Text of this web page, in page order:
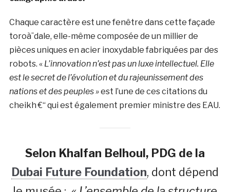
Chaque caractère est une fenêtre dans cette façade
toroà¯dale, elle-même composée de un millier de
pièces uniques en acier inoxydable fabriquées par des
robots. « L’innovation n’est pas un luxe intellectuel. Elle
est le secret de l’évolution et du rajeunissement des
nations et des peuples »est l’une de ces citations du
cheikh €“ qui est également premier ministre des EAU.
Selon Khalfan Belhoul, PDG de la
Dubai Future Foundation, dont dépend